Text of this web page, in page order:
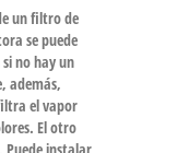
un filtro de
se puede
no hay un
además,
el vapor
El otro